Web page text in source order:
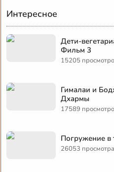
Интересное
Дети-
Фильм 3
15205
Гималаи и
Дхармы
17589
Погружение в
26053 просмотра